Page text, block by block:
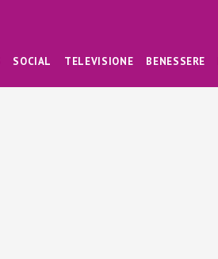
SOCIAL TELEVISIONE BENESSERE